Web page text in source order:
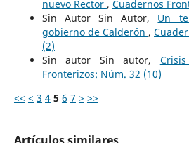
nuevo Rector , Cuadernos
Sin Autor Sin Autor, Un
gobierno de Calderón ,
(2)
Sin autor Sin autor,
Fronterizos: Núm. 32 (10)
<< < 3 4 5 6 7 > >>